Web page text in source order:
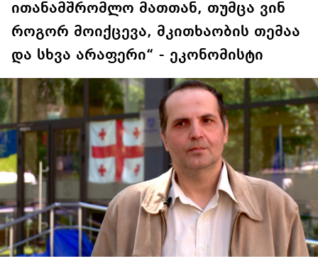
ითანამშრომლო მათთან, თუმცა ვინ
როგორ მოიქცევა, მკითხაობის თემაა
და სხვა არაფერი“ - ეკონომისტი